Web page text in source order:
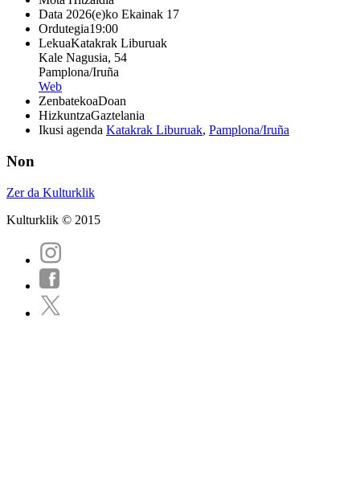
Data 2026(e)ko Ekainak 17
Ordutegia19:00
LekuaKatakrak Liburuak
Kale Nagusia, 54
Pamplona/Iruña
Web
ZenbatekoaDoan
HizkuntzaGaztelania
Ikusi agenda Katakrak Liburuak, Pamplona/Iruña
Non
Zer da Kulturklik
Kulturklik © 2015